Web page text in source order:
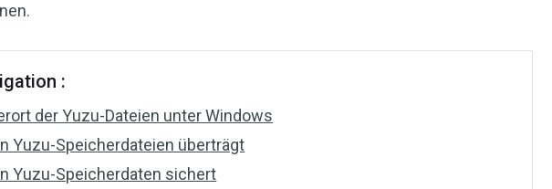
:
der Yuzu-Dateien unter Windows
Yuzu-Speicherdateien überträgt
Yuzu-Speicherdaten sichert